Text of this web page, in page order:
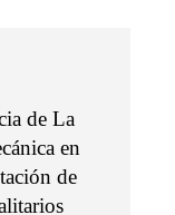
de La
en
de